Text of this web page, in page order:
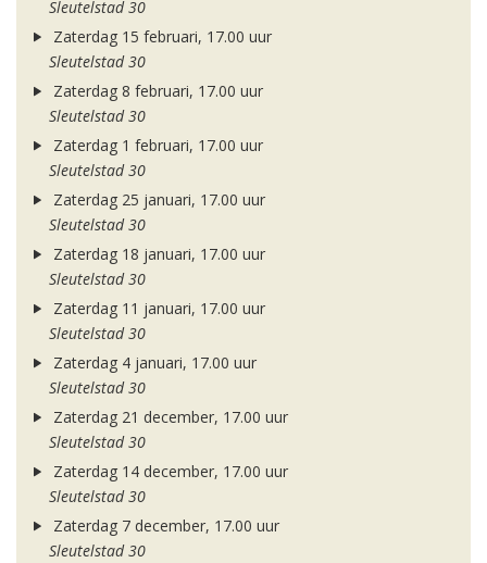
Sleutelstad 30
Zaterdag 15 februari, 17.00 uur
Sleutelstad 30
Zaterdag 8 februari, 17.00 uur
Sleutelstad 30
Zaterdag 1 februari, 17.00 uur
Sleutelstad 30
Zaterdag 25 januari, 17.00 uur
Sleutelstad 30
Zaterdag 18 januari, 17.00 uur
Sleutelstad 30
Zaterdag 11 januari, 17.00 uur
Sleutelstad 30
Zaterdag 4 januari, 17.00 uur
Sleutelstad 30
Zaterdag 21 december, 17.00 uur
Sleutelstad 30
Zaterdag 14 december, 17.00 uur
Sleutelstad 30
Zaterdag 7 december, 17.00 uur
Sleutelstad 30